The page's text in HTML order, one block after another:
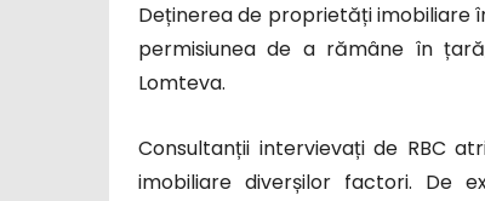
Deținerea de proprietăți imobiliare
permisiunea de a rămâne în
Lomteva.
Consultanții intervievați de RBC
imobiliare diverșilor factori. De